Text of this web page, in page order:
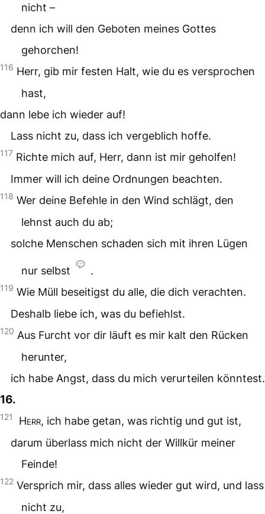
nicht –
denn ich will den Geboten meines Gottes
gehorchen!
116 Herr, gib mir festen Halt, wie du es versprochen
hast,
dann lebe ich wieder auf!
Lass nicht zu, dass ich vergeblich hoffe.
117 Richte mich auf, Herr, dann ist mir geholfen!
Immer will ich deine Ordnungen beachten.
118 Wer deine Befehle in den Wind schlägt, den
lehnst auch du ab;
solche Menschen schaden sich mit ihren Lügen
nur selbst .
119 Wie Müll beseitigst du alle, die dich verachten.
Deshalb liebe ich, was du befiehlst.
120 Aus Furcht vor dir läuft es mir kalt den Rücken
herunter,
ich habe Angst, dass du mich verurteilen könntest.
16.
121 Herr, ich habe getan, was richtig und gut ist,
darum überlass mich nicht der Willkür meiner
Feinde!
122 Versprich mir, dass alles wieder gut wird, und lass
nicht zu,